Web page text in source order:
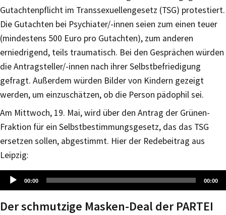
Gutachtenpflicht im Transsexuellengesetz (TSG) protestiert.
Die Gutachten bei Psychiater/-innen seien zum einen teuer
(mindestens 500 Euro pro Gutachten), zum anderen
erniedrigend, teils traumatisch. Bei den Gesprächen würden
die Antragsteller/-innen nach ihrer Selbstbefriedigung
gefragt. Außerdem würden Bilder von Kindern gezeigt
werden, um einzuschätzen, ob die Person pädophil sei.
Am Mittwoch, 19. Mai, wird über den Antrag der Grünen-
Fraktion für ein Selbstbestimmungsgesetz, das das TSG
ersetzen sollen, abgestimmt. Hier der Redebeitrag aus
Leipzig:
Audio-
Player
00:00 00:00
Der schmutzige Masken-Deal der PARTEI